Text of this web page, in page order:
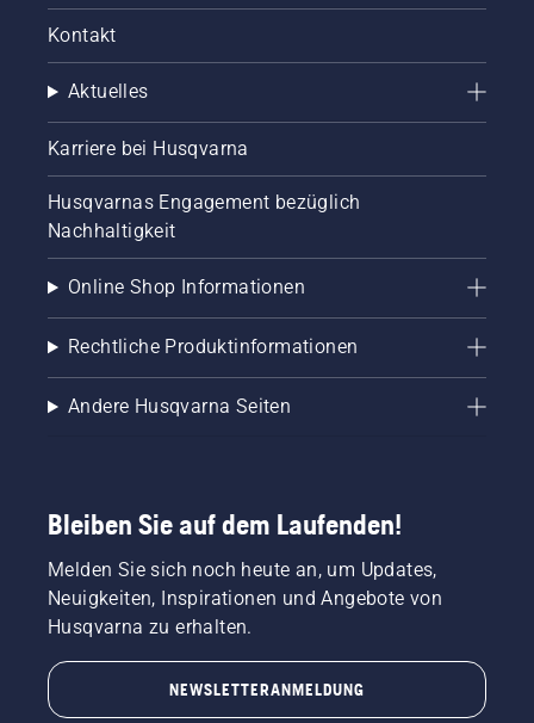
Kontakt
Aktuelles
Karriere bei Husqvarna
Husqvarnas Engagement bezüglich
Nachhaltigkeit
Online Shop Informationen
Rechtliche Produktinformationen
Andere Husqvarna Seiten
Bleiben Sie auf dem Laufenden!
Melden Sie sich noch heute an, um Updates,
Neuigkeiten, Inspirationen und Angebote von
Husqvarna zu erhalten.
NEWSLETTERANMELDUNG